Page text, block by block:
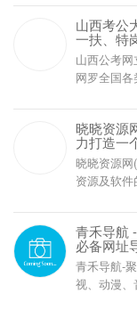
山西考公
一扶、特
山西公考
网罗全国
晓晓资源
力打造一
晓晓资源
资源及软
资源,导航
载、项目
青禾导航
必备网址
青禾导航-
视、动漫